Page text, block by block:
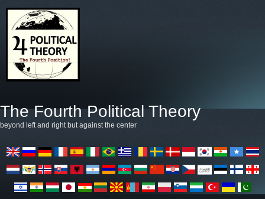
The Fourth Political Theory
beyond left and right but against the center